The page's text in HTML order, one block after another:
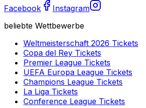
Facebook
Instagram
beliebte Wettbewerbe
Weltmeisterschaft 2026 Tickets
Copa del Rey Tickets
Premier League Tickets
UEFA Europa League Tickets
Champions League Tickets
La Liga Tickets
Conference League Tickets